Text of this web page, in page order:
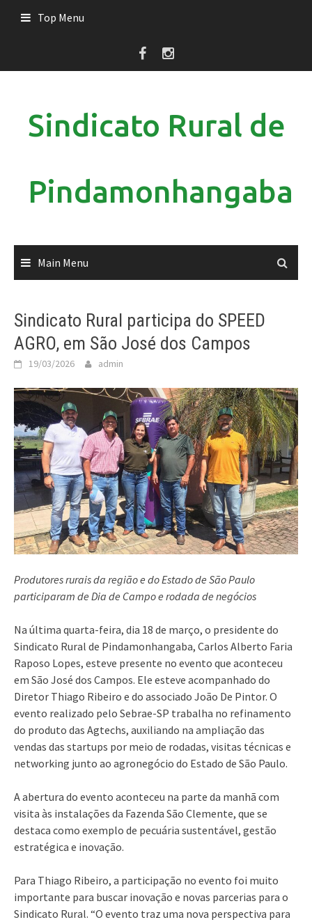
Top Menu
Sindicato Rural de
Pindamonhangaba
Main Menu
Sindicato Rural participa do SPEED
AGRO, em São José dos Campos
19/03/2026 admin
Produtores rurais da região e do Estado de São Paulo
participaram de Dia de Campo e rodada de negócios
Na última quarta-feira, dia 18 de março, o presidente do
Sindicato Rural de Pindamonhangaba, Carlos Alberto Faria
Raposo Lopes, esteve presente no evento que aconteceu
em São José dos Campos. Ele esteve acompanhado do
Diretor Thiago Ribeiro e do associado João De Pintor. O
evento realizado pelo Sebrae-SP trabalha no refinamento
do produto das Agtechs, auxiliando na ampliação das
vendas das startups por meio de rodadas, visitas técnicas e
networking junto ao agronegócio do Estado de São Paulo.
A abertura do evento aconteceu na parte da manhã com
visita às instalações da Fazenda São Clemente, que se
destaca como exemplo de pecuária sustentável, gestão
estratégica e inovação.
Para Thiago Ribeiro, a participação no evento foi muito
importante para buscar inovação e novas parcerias para o
Sindicato Rural. “O evento traz uma nova perspectiva para